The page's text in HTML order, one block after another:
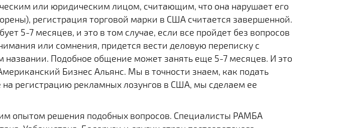
или юридическим лицом, считающим, что она нарушает его
регистрация торговой марки в США считается завершенной.
5-7 месяцев, и это в том случае, если все пройдет без вопросов
или сомнения, придется вести деловую переписку с
Подобное общение может занять еще 5-7 месяцев. И это
Бизнес Альянс. Мы в точности знаем, как подать
регистрацию рекламных лозунгов в США, мы сделаем ее
опытом решения подобных вопросов. Специалисты РАМБА